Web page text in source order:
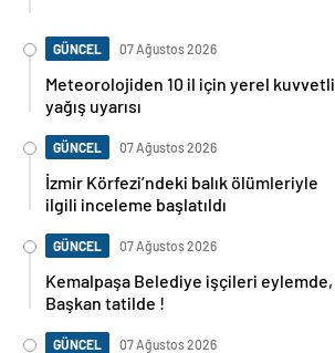
GÜNCEL 07 Ağustos 2026
Meteorolojiden 10 il için yerel kuvvetli
yağış uyarısı
GÜNCEL 07 Ağustos 2026
İzmir Körfezi’ndeki balık ölümleriyle
ilgili inceleme başlatıldı
GÜNCEL 07 Ağustos 2026
Kemalpaşa Belediye işçileri eylemde,
Başkan tatilde !
GÜNCEL 07 Ağustos 2026